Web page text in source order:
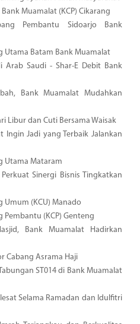
Muamalat (KCP) Cikarang
Pembantu Sidoarjo Bank
Utama Batam Bank Muamalat
Arab Saudi - Shar-E Debit Bank
Bank Muamalat Mudahkan
Libur dan Cuti Bersama Waisak
Ingin Jadi yang Terbaik Jalankan
Utama Mataram
Sinergi Bisnis Tingkatkan
Umum (KCU) Manado
Pembantu (KCP) Genteng
Bank Muamalat Hadirkan
Cabang Asrama Haji
ST014 di Bank Muamalat
Selama Ramadan dan Idulfitri